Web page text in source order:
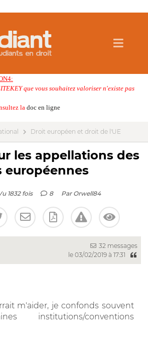
que vous souhaitez valoriser n'existe pas
la doc en ligne
Droit européen et droit de l'UE
les appellations des
1832 fois 8 Par Orwell84
32 messages
le 03/02/2019 à 17:31
m'aider, je confonds souvent
institutions/conventions